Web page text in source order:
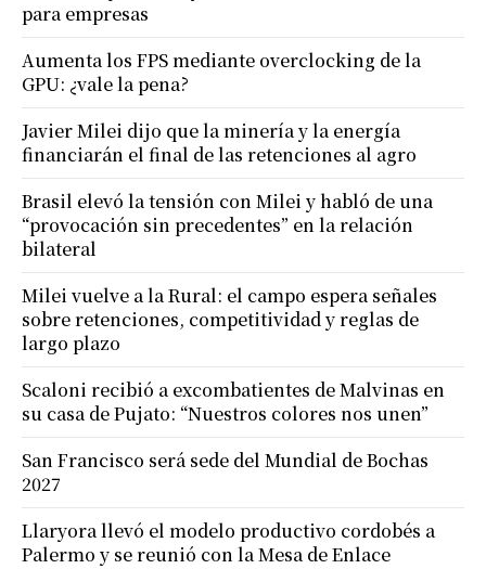
para empresas
Aumenta los FPS mediante overclocking de la
GPU: ¿vale la pena?
Javier Milei dijo que la minería y la energía
financiarán el final de las retenciones al agro
Brasil elevó la tensión con Milei y habló de una
“provocación sin precedentes” en la relación
bilateral
Milei vuelve a la Rural: el campo espera señales
sobre retenciones, competitividad y reglas de
largo plazo
Scaloni recibió a excombatientes de Malvinas en
su casa de Pujato: “Nuestros colores nos unen”
San Francisco será sede del Mundial de Bochas
2027
Llaryora llevó el modelo productivo cordobés a
Palermo y se reunió con la Mesa de Enlace